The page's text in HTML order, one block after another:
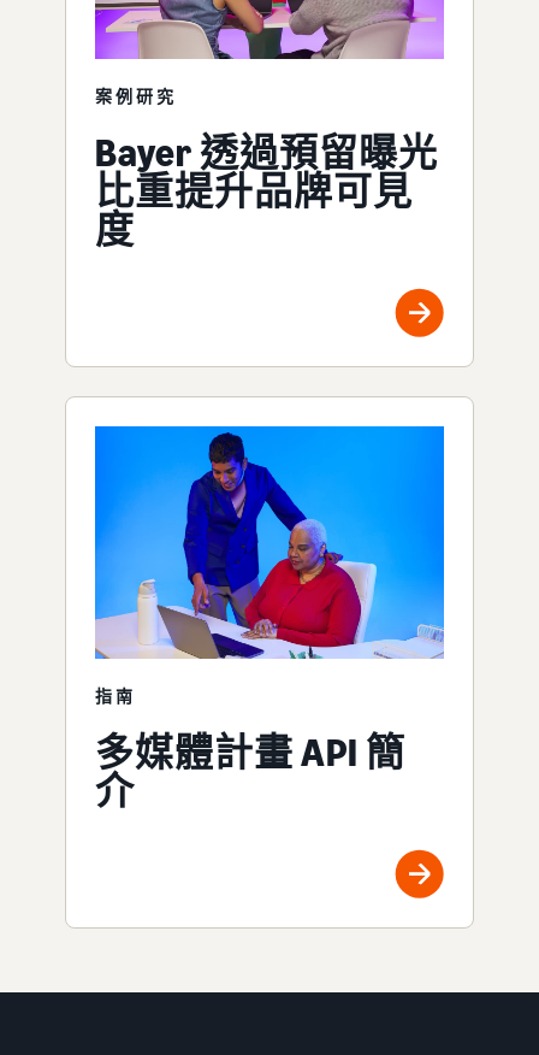
案例研究
Bayer 透過預留曝光
比重提升品牌可見
度
指南
多媒體計畫 API 簡
介